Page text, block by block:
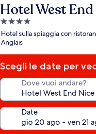
Hotel West
Struttura
a
4.0
stelle
Hotel sulla spiaggia con
Anglais
Scegli le date per
Dove vuoi andare?
Date